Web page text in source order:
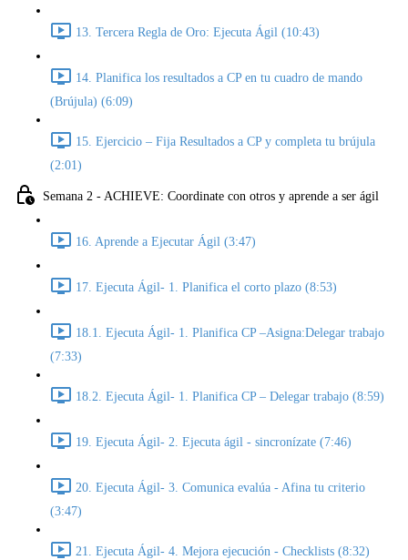
13. Tercera Regla de Oro: Ejecuta Ágil (10:43)
14. Planifica los resultados a CP en tu cuadro de mando
(Brújula) (6:09)
15. Ejercicio – Fija Resultados a CP y completa tu brújula
(2:01)
Semana 2 - ACHIEVE: Coordinate con otros y aprende a ser ágil
16. Aprende a Ejecutar Ágil (3:47)
17. Ejecuta Ágil- 1. Planifica el corto plazo (8:53)
18.1. Ejecuta Ágil- 1. Planifica CP –Asigna:Delegar trabajo
(7:33)
18.2. Ejecuta Ágil- 1. Planifica CP – Delegar trabajo (8:59)
19. Ejecuta Ágil- 2. Ejecuta ágil - sincronízate (7:46)
20. Ejecuta Ágil- 3. Comunica evalúa - Afina tu criterio
(3:47)
21. Ejecuta Ágil- 4. Mejora ejecución - Checklists (8:32)